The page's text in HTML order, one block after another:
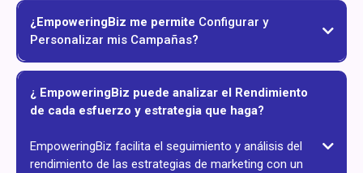
¿EmpoweringBiz me permite Configurar y
Personalizar mis Campañas?
¿ EmpoweringBiz puede analizar el Rendimiento
de cada esfuerzo y estrategia que haga?
EmpoweringBiz facilita el seguimiento y análisis del
rendimiento de las estrategias de marketing con un